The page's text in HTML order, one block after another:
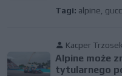
Tagi: alpine
Kacper Trzosek
Alpine może
tytularnego